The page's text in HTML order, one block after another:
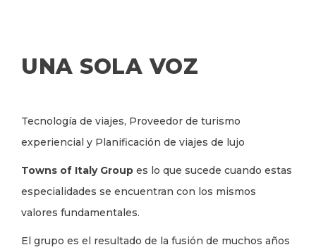
NAVEGACIÓN
UNA SOLA VOZ
Tecnología de viajes, Proveedor de turismo
experiencial y Planificación de viajes de lujo
Towns of Italy Group es lo que sucede cuando estas
especialidades se encuentran con los mismos
valores fundamentales.
El grupo es el resultado de la fusión de muchos años